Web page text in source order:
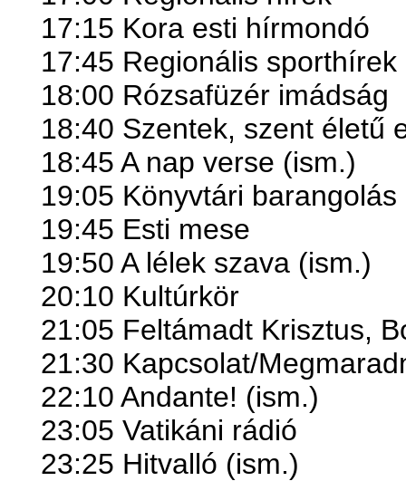
17:15 Kora esti hírmondó
17:45 Regionális sporthírek
18:00 Rózsafüzér imádság
18:40 Szentek, szent életű
18:45 A nap verse (ism.)
19:05 Könyvtári barangolás
19:45 Esti mese
19:50 A lélek szava (ism.)
20:10 Kultúrkör
21:05 Feltámadt Krisztus,
21:30 Kapcsolat/
22:10 Andante! (ism.)
23:05 Vatikáni rádió
23:25 Hitvalló (ism.)